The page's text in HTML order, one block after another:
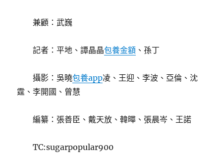
兼顧：武巍
記者：平地、譚晶晶包養金額 、孫丁
攝影：吳曉包養app凌、王迎、李波、亞倫、沈
霆、李開國、曾慧
編纂：張善臣、戴天放、韓曄、張晨岑、王諾
TC:sugarpopular900